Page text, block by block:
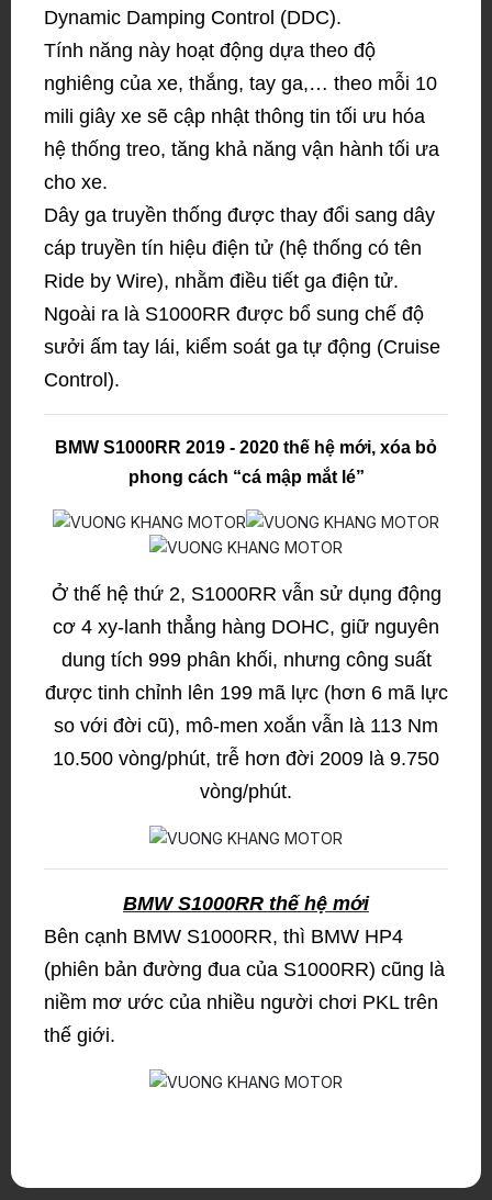
Dynamic Damping Control (DDC).
Tính năng này hoạt động dựa theo độ
nghiêng của xe, thắng, tay ga,… theo mỗi 10
mili giây xe sẽ cập nhật thông tin tối ưu hóa
hệ thống treo, tăng khả năng vận hành tối ưa
cho xe.
Dây ga truyền thống được thay đổi sang dây
cáp truyền tín hiệu điện tử (hệ thống có tên
Ride by Wire), nhằm điều tiết ga điện tử.
Ngoài ra là S1000RR được bổ sung chế độ
sưởi ấm tay lái, kiểm soát ga tự động (Cruise
Control).
BMW S1000RR 2019 - 2020 thế hệ mới, xóa bỏ
phong cách “cá mập mắt lé”
Ở thế hệ thứ 2, S1000RR vẫn sử dụng động
cơ 4 xy-lanh thẳng hàng DOHC, giữ nguyên
dung tích 999 phân khối, nhưng công suất
được tinh chỉnh lên 199 mã lực (hơn 6 mã lực
so với đời cũ), mô-men xoắn vẫn là 113 Nm
10.500 vòng/phút, trễ hơn đời 2009 là 9.750
vòng/phút.
BMW S1000RR thế hệ mới
Bên cạnh BMW S1000RR, thì BMW HP4
(phiên bản đường đua của S1000RR) cũng là
niềm mơ ước của nhiều người chơi PKL trên
thế giới.